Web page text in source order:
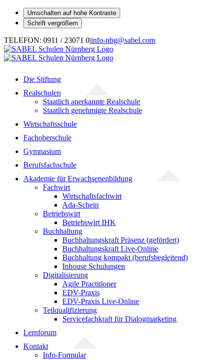
Umschalten auf hohe Kontraste
Schrift vergrößern
Zum
Inhalt
springen
TELEFON: 0911 / 23071 0|info-nbg@sabel.com
Die Stiftung
Realschulen
Staatlich anerkannte Realschule
Staatlich genehmigte Realschule
Wirtschaftsschule
Fachoberschule
Gymnasium
Berufsfachschule
Akademie für Erwachsenenbildung
Fachwirt
Wirtschaftsfachwirt
Ada-Schein
Betriebswirt
Betriebswirt IHK
Buchhaltung
Buchhaltungskraft Präsenz (gefördert)
Buchhaltungskraft Live-Online
Buchhaltung kompakt (berufsbegleitend)
Inhouse Schulungen
Digitalisierung
Agile Practitioner
EDV-Praxis
EDV-Praxis Live-Online
Teilqualifizierung
Servicefachkraft für Dialogmarketing
Lernforum
Kontakt
Info-Formular